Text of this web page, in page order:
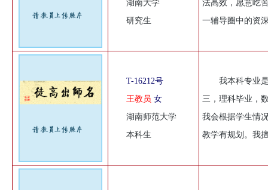
湖南大学
研究生
法高效，愿意吃
一辅导圈中的资
T-16212号
王教员 女
湖南师范大学
本科生
我本科专业
三，理科毕业，
我会根据学生情
教学有规划。我